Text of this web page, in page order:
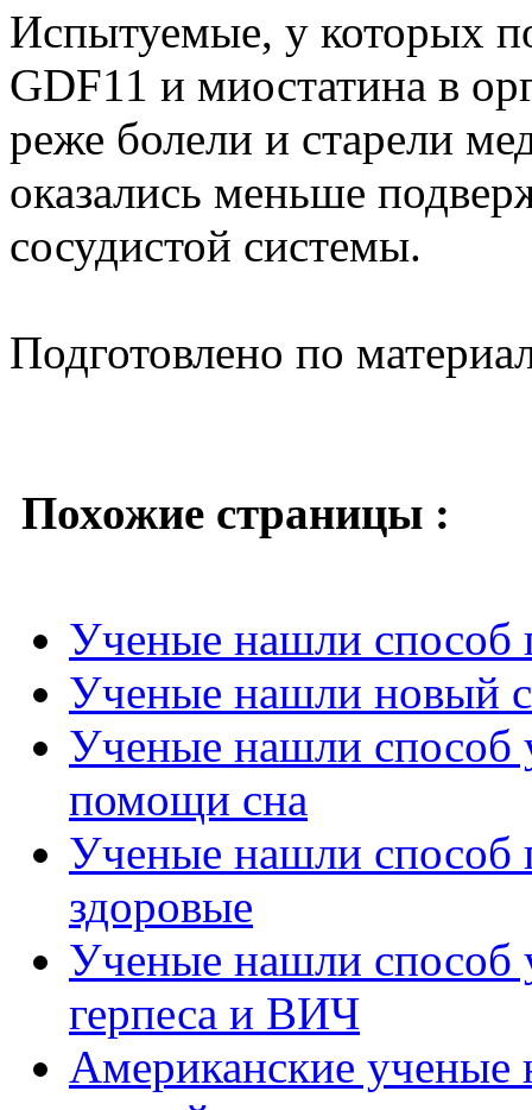
Испытуемые, у которых
GDF11 и миостатина в
реже болели и старели
оказались меньше
сосудистой системы.
Подготовлено по
Похожие страницы :
Ученые нашли способ
Ученые нашли новый
Ученые нашли способ
помощи сна
Ученые нашли способ
здоровые
Ученые нашли способ
герпеса и ВИЧ
Американские ученые